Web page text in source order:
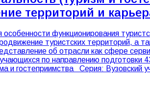
территорий и
функционирования
туристских территорий, а
об отрасли как сфере
по направлению
и гостеприимства Серия: